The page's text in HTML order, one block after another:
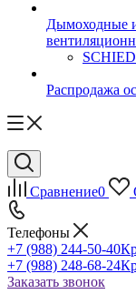
Дымоходные
Распродажа
Сравнение0
Телефоны
+7 (988) 244-50-40
+7 (988) 248-68-24
Заказать звонок